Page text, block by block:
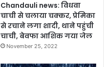
Chandauli news: विधवा
चाची से चलाया चक्कर, प्रेमिका
से रचाने लगा शादी, थाने पहुंची
चाची, बेवफा आशिक गया जेल
November 25, 2022